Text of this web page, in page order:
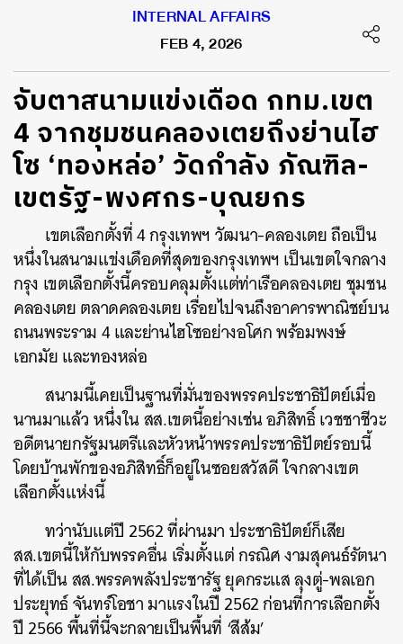
INTERNAL AFFAIRS
FEB 4, 2026
จับตาสนามแข่งเดือด กทม.เขต
4 จากชุมชนคลองเตยถึงย่านไฮ
โซ ‘ทองหล่อ’ วัดกำลัง ภัณฑิล-
เขตรัฐ-พงศกร-บุณยกร
เขตเลือกตั้งที่ 4 กรุงเทพฯ วัฒนา-คลองเตย ถือเป็น
หนึ่งในสนามแข่งเดือดที่สุดของกรุงเทพฯ เป็นเขตใจกลาง
กรุง เขตเลือกตั้งนี้ครอบคลุมตั้งแต่ท่าเรือคลองเตย ชุมชน
คลองเตย ตลาดคลองเตย เรื่อยไปจนถึงอาคารพาณิชย์บน
ถนนพระราม 4 และย่านไฮโซอย่างอโศก พร้อมพงษ์
เอกมัย และทองหล่อ
สนามนี้เคยเป็นฐานที่มั่นของพรรคประชาธิปัตย์เมื่อ
นานมาแล้ว หนึ่งใน สส.เขตนี้อย่างเช่น อภิสิทธิ์ เวชชาชีวะ
อดีตนายกรัฐมนตรีและหัวหน้าพรรคประชาธิปัตย์รอบนี้
โดยบ้านพักของอภิสิทธิ์ก็อยู่ในซอยสวัสดี ใจกลางเขต
เลือกตั้งแห่งนี้
ทว่านับแต่ปี 2562 ที่ผ่านมา ประชาธิปัตย์ก็เสีย
สส.เขตนี้ให้กับพรรคอื่น เริ่มตั้งแต่ กรณิศ งามสุคนธ์รัตนา
ที่ได้เป็น สส.พรรคพลังประชารัฐ ยุคกระแส ลุงตู่-พลเอก
ประยุทธ์ จันทร์โอชา มาแรงในปี 2562 ก่อนที่การเลือกตั้ง
ปี 2566 พื้นที่นี้จะกลายเป็นพื้นที่ ‘สีส้ม’